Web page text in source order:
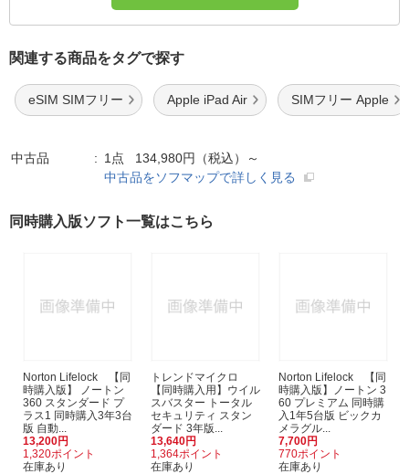
関連する商品をタグで探す
eSIM SIMフリー Apple iPad Air SIMフリー Apple
中古品
1点 134,980円（税込）～
中古品をソフマップで詳しく見る
同時購入版ソフト一覧はこちら
Norton Lifelock 【同
時購入版】 ノートン
360 スタンダード プ
ラス1 同時購入3年3台
版 自動...
13,200円
1,320ポイント
在庫あり
トレンドマイクロ
【同時購入用】ウイル
スバスター トータル
セキュリティ スタン
ダード 3年版...
13,640円
1,364ポイント
在庫あり
Norton Lifelock 【同
時購入版】ノートン 3
60 プレミアム 同時購
入1年5台版 ビックカ
メラグル...
7,700円
770ポイント
在庫あり